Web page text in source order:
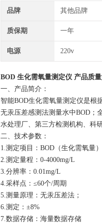
品牌 其他品牌
质保期 一年
电源 220v
BOD 生化需氧量测定仪 产品质
一、产品简介：
智能BOD生化需氧量测定仪是根
无汞压差感测法测量水中BOD；
水处理厂、第三方检测机构、科
二、技术参数：
1.测定项目：BOD（生化需氧量）
2.测定量程：0-4000mg/L
3.分辨率：0.01mg/L
4.采样点：≤60个/周期
5.测量原理：无汞压差法；
6.测定：±8%
7.数据存储：海量数据存储